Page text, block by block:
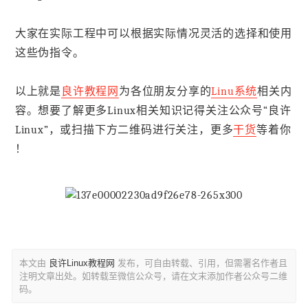
大家在实际工程中可以根据实际情况灵活的选择和使用
这些伪指令。
以上就是 良许教程网 为各位朋友分享的Linu系统相关内
容。想要了解更多Linux相关知识记得关注公众号“良许
Linux”，或扫描下方二维码进行关注，更多干货等着你
！
本文由 良许Linux教程网 发布，可自由转载、引用，但需署名作者且
注明文章出处。如转载至微信公众号，请在文末添加作者公众号二维
码。